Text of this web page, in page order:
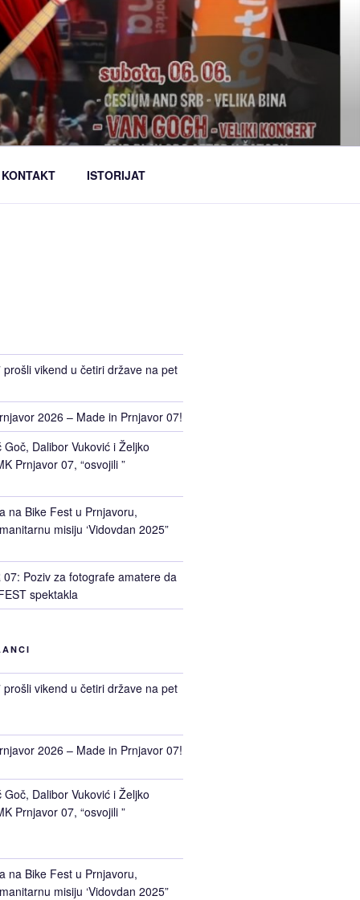
KONTAKT ISTORIJAT
prošli vikend u četiri države na pet
2026 – Made in Prnjavor 07!
Dalibor Vuković i Željko
Prnjavor 07, “osvojili ”
na Bike Fest u Prnjavoru,
misiju ‘Vidovdan 2025”
07: Poziv za fotografe amatere da
spektakla
prošli vikend u četiri države na pet
2026 – Made in Prnjavor 07!
Dalibor Vuković i Željko
Prnjavor 07, “osvojili ”
na Bike Fest u Prnjavoru,
misiju ‘Vidovdan 2025”